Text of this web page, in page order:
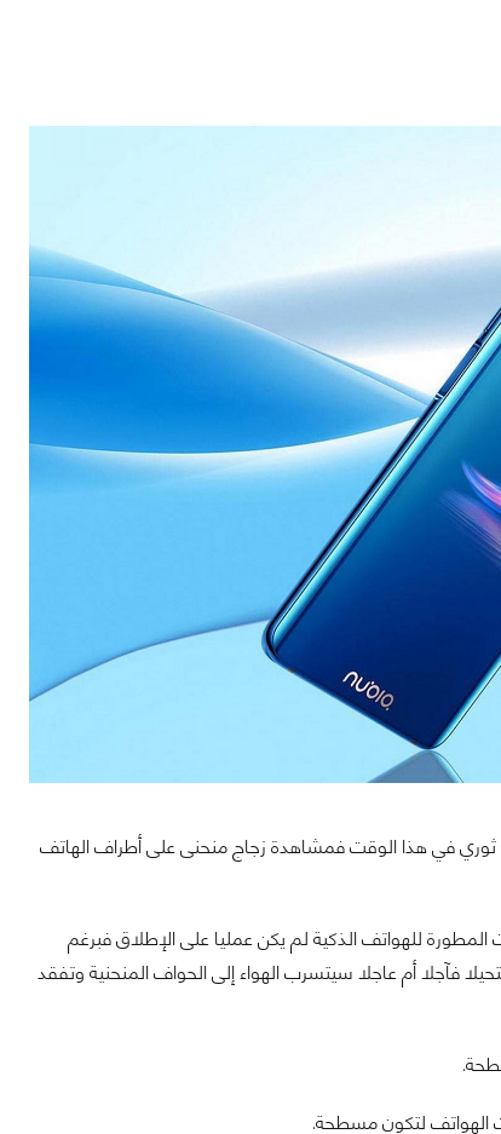
في هذا الوقت فمشاهدة زجاج منحنى على أطراف الهاتف
للهواتف الذكية لم يكن عمليا على الإطلاق فبرغم
فآجلا أم عاجلا سيتسرب الهواء إلى الحواف المنحنية وتفقد
الهواتف لتكون مسطحة.